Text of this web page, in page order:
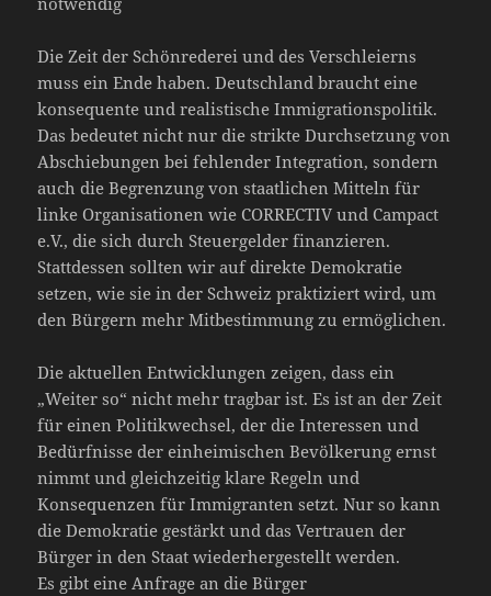
Die Zeit der Schönrederei und des Verschleierns
muss ein Ende haben. Deutschland braucht eine
konsequente und realistische Immigrationspolitik.
Das bedeutet nicht nur die strikte Durchsetzung von
Abschiebungen bei fehlender Integration, sondern
auch die Begrenzung von staatlichen Mitteln für
linke Organisationen wie CORRECTIV und Campact
e.V., die sich durch Steuergelder finanzieren.
Stattdessen sollten wir auf direkte Demokratie
setzen, wie sie in der Schweiz praktiziert wird, um
den Bürgern mehr Mitbestimmung zu ermöglichen.
Die aktuellen Entwicklungen zeigen, dass ein
„Weiter so“ nicht mehr tragbar ist. Es ist an der Zeit
für einen Politikwechsel, der die Interessen und
Bedürfnisse der einheimischen Bevölkerung ernst
nimmt und gleichzeitig klare Regeln und
Konsequenzen für Immigranten setzt. Nur so kann
die Demokratie gestärkt und das Vertrauen der
Bürger in den Staat wiederhergestellt werden.
Es gibt eine Anfrage an die Bürger